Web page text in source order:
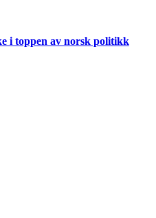
i toppen av norsk politikk